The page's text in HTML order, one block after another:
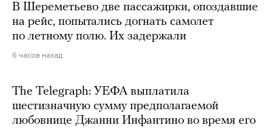
В Шереметьево две пассажирки, опоздавшие
на рейс, попытались догнать самолет
по летному полю. Их задержали
6 часов назад
The Telegraph: УЕФА выплатила
шестизначную сумму предполагаемой
любовнице Джанни Инфантино во время его